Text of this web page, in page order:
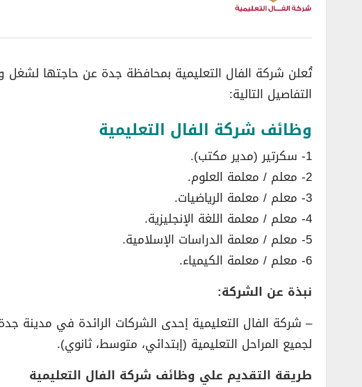
تُعلن شركة الفال التعليمية بمحافظة جدة عن حاجتها لشغل
التفاصيل التالية:
وظائف شركة الفال التعليمية
1- سكرتير (مدير مكتب).
2- معلم / معلمة العلوم.
3- معلم / معلمة الرياضيات.
4- معلم / معلمة اللغة الإنجليزية.
5- معلم / معلمة الدراسات الإسلامية.
6- معلم / معلمة الكيمياء.
نبذة عن الشركة:
– شركة الفال التعليمية إحدى الشركات الرائدة في مدينة
لجميع المراحل التعليمية (إبتدائي، متوسط، ثانوي).
طريقة التقديم علي وظائف شركة الفال التعليمية